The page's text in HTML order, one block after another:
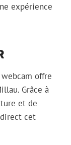
expérience
webcam offre
Grâce à
et de
cet